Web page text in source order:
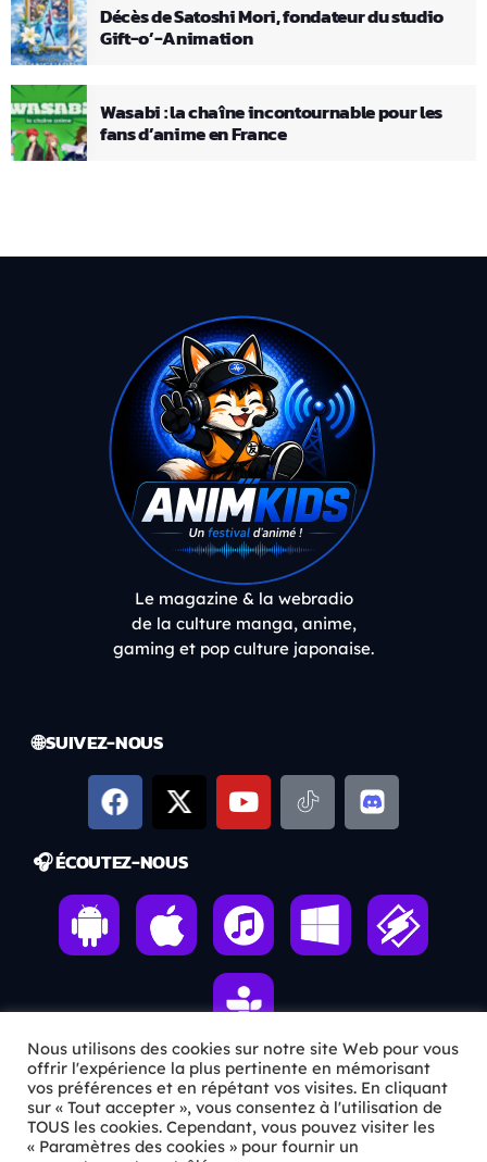
Décès de Satoshi Mori, fondateur du studio
Gift-o’-Animation
Wasabi : la chaîne incontournable pour les
fans d’anime en France
Le magazine & la webradio
de la culture manga, anime,
gaming et pop culture japonaise.
🌐 SUIVEZ-NOUS
🎧 ÉCOUTEZ-NOUS
ℹ️ INFOS PRATIQUES
✉️Contact
Nous utilisons des cookies sur notre site Web pour vous
offrir l'expérience la plus pertinente en mémorisant
vos préférences et en répétant vos visites. En cliquant
sur « Tout accepter », vous consentez à l'utilisation de
TOUS les cookies. Cependant, vous pouvez visiter les
« Paramètres des cookies » pour fournir un